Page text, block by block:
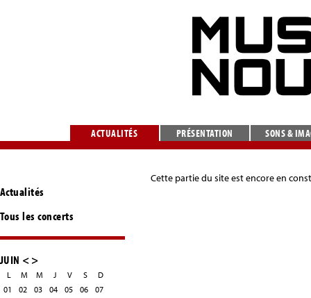
ACTUALITÉS PRÉSENTATION SONS &
Actualités
Tous les concerts
JUIN <>
L M M J V S
D
01
02 03 04 05 06
07
Cette partie du site est encore en